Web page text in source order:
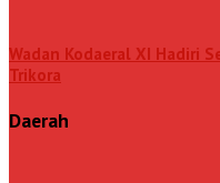
Wadan Kodaeral XI Hadiri
Trikora
Daerah